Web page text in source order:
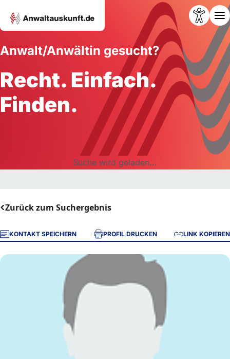
Anwalt/Anwältin gesucht?
Recht. Einfach.
Finden.
Suche wird geladen...
Zurück zum Suchergebnis
KONTAKT SPEICHERN PROFIL DRUCKEN LINK KOPIEREN